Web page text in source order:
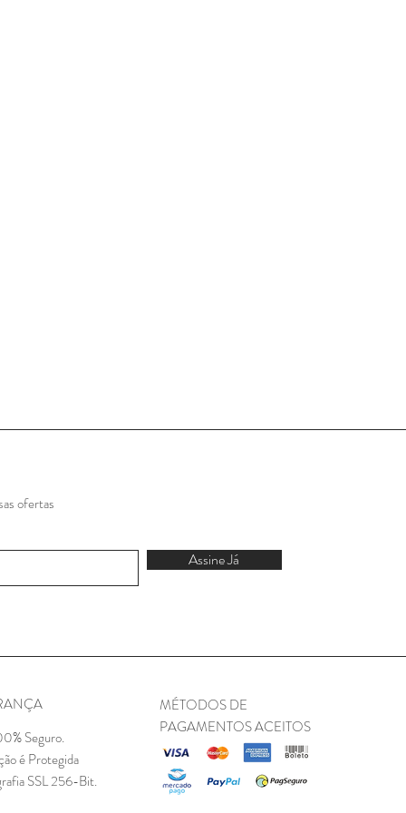
ofertas
Assine Já
Seguro.
é Protegida
SSL 256-Bit.
MÉTODOS DE
PAGAMENTOS ACEITOS